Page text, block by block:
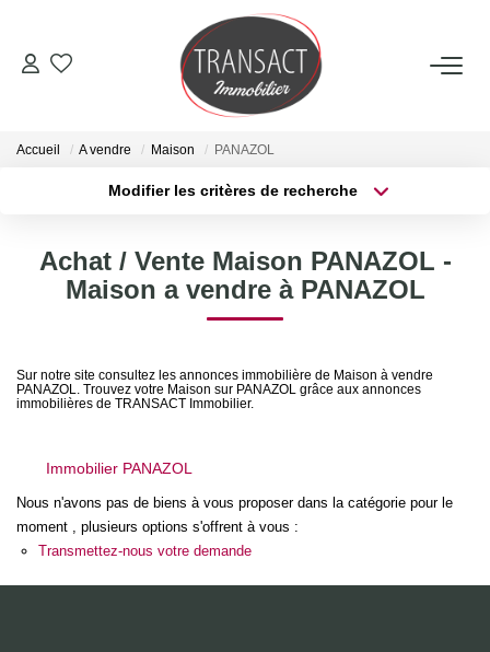
ACCUEIL
NOTRE AGENCE
CONTACT
Accueil A vendre Maison PANAZOL
Modifier les critères de recherche
Sélectionnez...
Type de bien
Surface min
Créer une alerte
Achat / Vente Maison PANAZOL -
Maison a vendre à PANAZOL
Sur notre site consultez les annonces immobilière de Maison à vendre
PANAZOL. Trouvez votre Maison sur PANAZOL grâce aux annonces
immobilières de TRANSACT Immobilier.
Immobilier PANAZOL
Nous n'avons pas de biens à vous proposer dans la catégorie pour le
moment , plusieurs options s'offrent à vous :
Transmettez-nous votre demande